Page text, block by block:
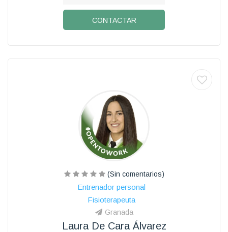
CONTACTAR
(Sin comentarios)
Entrenador personal
Fisioterapeuta
Granada
Laura De Cara Álvarez